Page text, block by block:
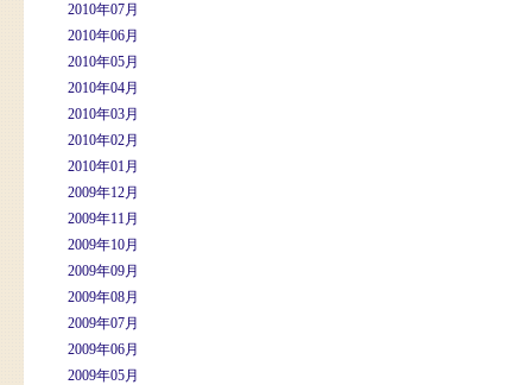
2010年07月
2010年06月
2010年05月
2010年04月
2010年03月
2010年02月
2010年01月
2009年12月
2009年11月
2009年10月
2009年09月
2009年08月
2009年07月
2009年06月
2009年05月